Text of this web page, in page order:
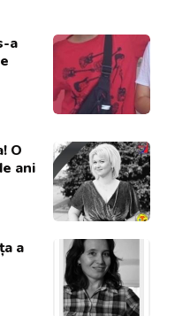
a
O
ani
a